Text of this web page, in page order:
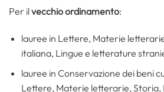
Per ilvecchio ordinamento:
lauree in Lettere, Materie
italiana, Lingue e letterature
lauree in Conservazione dei beni
Lettere, Materie letterarie, Storia,